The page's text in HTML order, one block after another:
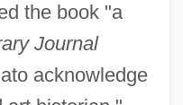
the book "a
Journal
acknowledge